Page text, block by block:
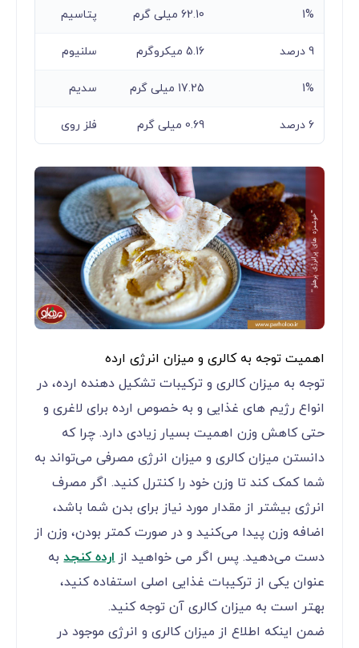
1% 62.10 میلی گرم پتاسیم
9 درصد 5.16 میکروگرم سلنیوم
1% 17.25 میلی گرم سدیم
6 درصد 0.69 میلی گرم فلز روی
اهمیت توجه به کالری و میزان انرژی ارده
توجه به میزان کالری و ترکیبات تشکیل دهنده ارده، در
انواع رژیم های غذایی و به خصوص ارده برای لاغری و
حتی کاهش وزن اهمیت بسیار زیادی دارد. چرا که
دانستن میزان کالری و میزان انرژی مصرفی می‌تواند به
شما کمک کند تا وزن خود را کنترل کنید. اگر مصرف
انرژی بیشتر از مقدار مورد نیاز برای بدن شما باشد،
اضافه وزن پیدا می‌کنید و در صورت کمتر بودن، وزن از
دست می‌دهید. پس اگر می خواهید ازارده کنجدبه
عنوان یکی از ترکیبات غذایی اصلی استفاده کنید،
بهتر است به میزان کالری آن توجه کنید.
ضمن اینکه اطلاع از میزان کالری و انرژی موجود در